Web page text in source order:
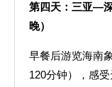
第四天： 三亚—
早餐后游览海南
120分钟），感